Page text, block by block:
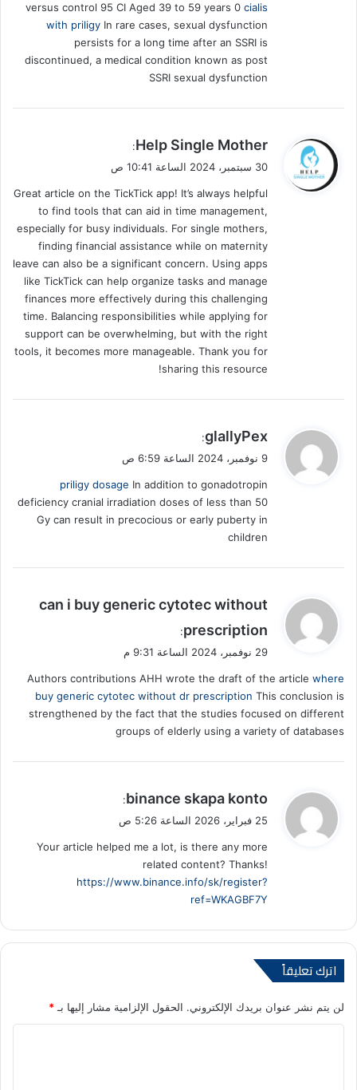
versus control 95 CI Aged 39 to 59 years 0 cialis
with priligy In rare cases, sexual dysfunction
persists for a long time after an SSRI is
discontinued, a medical condition known as post
SSRI sexual dysfunction
ي
ق
ل
Help Single Mother
:
30 سبتمبر، 2024 الساعة 10:41 ص
Great article on the TickTick app! It’s always helpful
to find tools that can aid in time management,
especially for busy individuals. For single mothers,
finding financial assistance while on maternity
leave can also be a significant concern. Using apps
like TickTick can help organize tasks and manage
finances more effectively during this challenging
time. Balancing responsibilities while applying for
support can be overwhelming, but with the right
tools, it becomes more manageable. Thank you for
sharing this resource!
ي
ق
ل
glallyPex
:
9 نوفمبر، 2024 الساعة 6:59 ص
priligy dosage In addition to gonadotropin
deficiency cranial irradiation doses of less than 50
Gy can result in precocious or early puberty in
children
ي
و
ل
can i buy generic cytotec without
prescription
:
29 نوفمبر، 2024 الساعة 9:31 م
Authors contributions AHH wrote the draft of the article where
buy generic cytotec without dr prescription This conclusion is
strengthened by the fact that the studies focused on different
groups of elderly using a variety of databases
ي
ق
ل
binance skapa konto
:
25 فبراير، 2026 الساعة 5:26 ص
Your article helped me a lot, is there any more
related content? Thanks!
https://www.binance.info/sk/register?
ref=WKAGBF7Y
اترك تعليقاً
لن يتم نشر عنوان بريدك الإلكتروني. الحقول الإلزامية مشار إليها بـ*